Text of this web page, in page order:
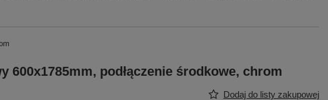
600x1785mm, podłączenie środkowe, chrom
Dodaj do listy zakupowej